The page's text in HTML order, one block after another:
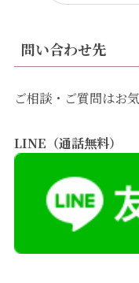
問い合わせ先
ご相談・ご質問はお
LINE（通話無料）